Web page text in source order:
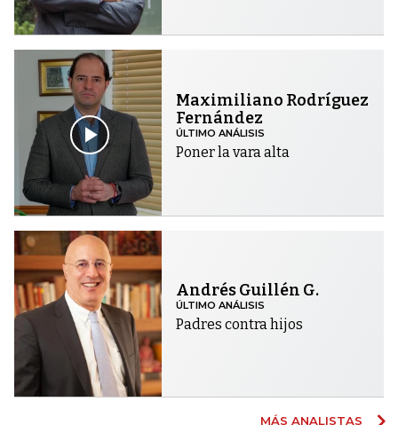
Maximiliano Rodríguez
Fernández
ÚLTIMO ANÁLISIS
Poner la vara alta
Andrés Guillén G.
ÚLTIMO ANÁLISIS
Padres contra hijos
MÁS ANALISTAS